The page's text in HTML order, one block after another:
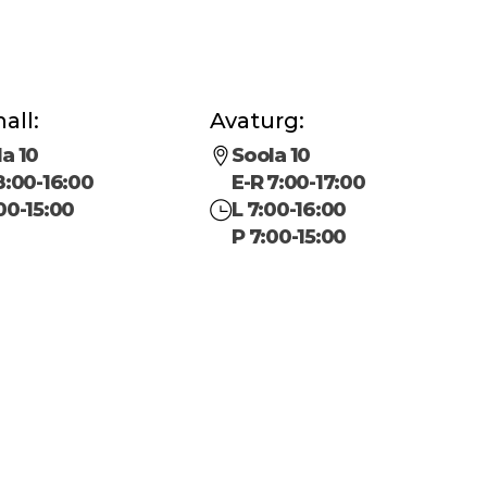
10
16:00
15:00
Avaturg:
Soola 10
E-R 7:00-17:00
L 7:00-16:00
P 7:00-15:00